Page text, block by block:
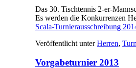
Das 30. Tischtennis 2-er-
Es werden die Konkurrenzen
Scala-Turnierausschreibung
Veröffentlicht unter Herren,
Vorgabeturnier 2013